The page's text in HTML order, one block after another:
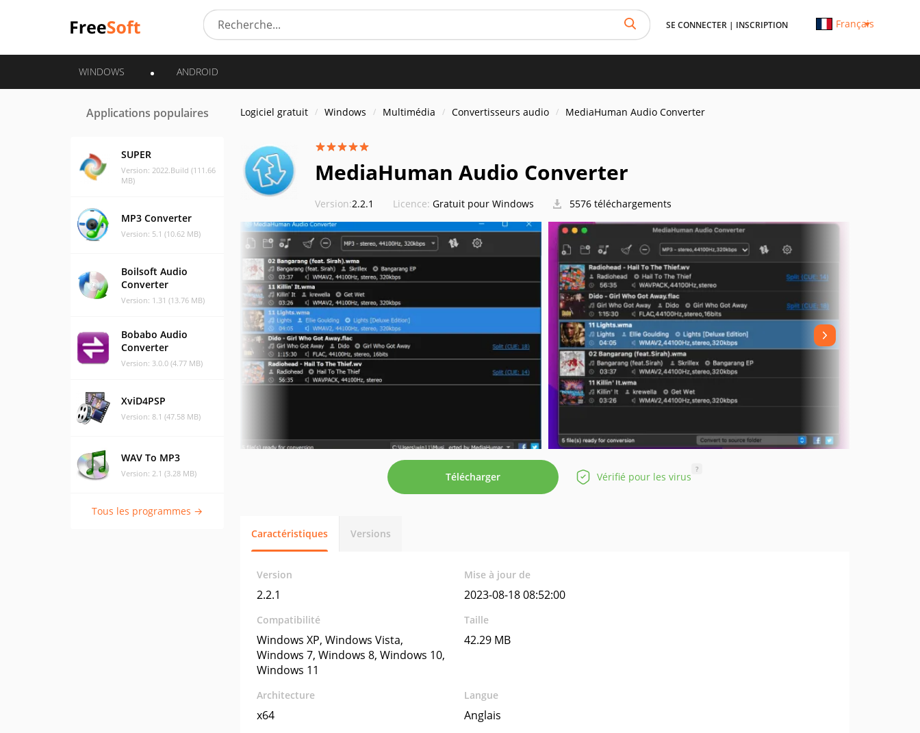
SE CONNECTER | INSCRIPTION Français
WINDOWS ANDROID
Applications populaires
SUPER
Version: 2022.Build (111.66
MB)
MP3 Converter
Version: 5.1 (10.62 MB)
Boilsoft Audio
Converter
Version: 1.31 (13.76 MB)
Bobabo Audio
Converter
Version: 3.0.0 (4.77 MB)
XviD4PSP
Version: 8.1 (47.58 MB)
WAV To MP3
Version: 2.1 (3.28 MB)
Tous les programmes →
Logiciel gratuit Windows Multimédia Convertisseurs audio MediaHuman Audio Converter
MediaHuman Audio Converter
Version:2.2.1 Licence: Gratuit pour Windows 5576 téléchargements
Télécharger Vérifié pour les virus
?
Caractéristiques Versions
Version
2.2.1
Mise à jour de
2023-08-18 08:52:00
Compatibilité
Windows XP, Windows Vista,
Windows 7, Windows 8, Windows 10,
Windows 11
Taille
42.29 MB
Architecture
x64
Langue
Anglais